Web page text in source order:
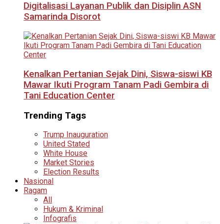
Digitalisasi Layanan Publik dan Disiplin ASN
Samarinda Disorot
Kenalkan Pertanian Sejak Dini, Siswa-siswi KB
Mawar Ikuti Program Tanam Padi Gembira di
Tani Education Center
Trending Tags
Trump Inauguration
United Stated
White House
Market Stories
Election Results
Nasional
Ragam
All
Hukum & Kriminal
Infografis